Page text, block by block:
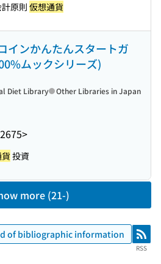
原則 仮想通貨
インかんたんスタートガ
ムックシリーズ)
Diet Library Other Libraries in Japan
投資
more (21-)
of bibliographic information RSS
RSS